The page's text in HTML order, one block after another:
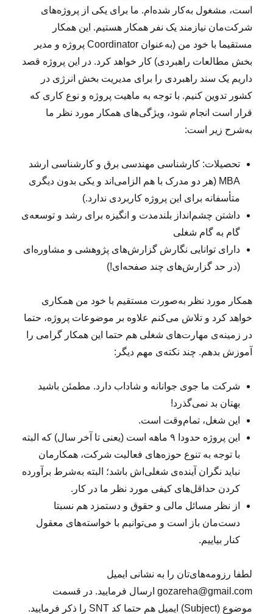
ت
ه
(
۴
۶
)
است، مشغول به‌کار شده‌ام. ما برای یکی از پروژه‌های
شرکت‌مان نیازمند یک نفر همکار هستیم. این همکار
مستقیما با خود من (به‌عنوان Coordinator پروژه و مدیر
بخش مطالعات راهبردی) کار خواهد کرد. در این پروژه‌ قصد
داریم یک سند راهبردی را برای مدیریت بخش انرژی در
کشور تدوین کنیم. با توجه به ماهیت پروژه و نوع کاری که
قرار است انجام شود، ویژگی‌های همکار مورد نظر ما
به‌شرح زیر است:
تحصیلات: کارشناسی مهندسی برق و کارشناسی ارشد
MBA (هر دو مدرک با هم الزامی‌اند‌ و یکی بدون دیگری
متأسفانه برای این پروژه کاربردی ندارد.)
داشتن چشم‌انداز بلندمدت و انگیزه‌ برای رشد و توسعه‌ی
گام به گام شغلی
دارای توانایی نگارش گزار‌ش‌های پژوهشی و مشاوره‌ای
(در حد گزارش‌های چند صفحه‌ای!)
همکار مورد نظر به‌صورت مستقیم با خود من همکاری
خواهد کرد و تلاش می‌کنم علاوه بر موضوعات پروژه، حتما
در زمینه‌ی مهارت‌های شغلی هم حتما این همکار گرامی را
آموزش بدهم. چند نکته‌ی مهم دیگر:
شرکت ما جوی جوانانه و شاداب دارد. مطمئن باشید
بهتان بد نمی‌گذرد!
این شغل، تمام‌وقت است.
این پروژه حدودا ۹ ماهه است (یعنی تا آخر سال) که البته
با توجه به تنوع حوزه‌های فعالیت شرکت، همکارمان
نباید نگران آینده‌ی شغلی‌اش باشد؛ البته به‌شرط برآورده
کردن حداقل‌های کیفی مورد نظر ما در کار.
از نظر مسائل مالی و حقوق و دستمزد هم نسبتا
دست‌مان باز است و می‌توانیم با خواسته‌های معقول
کنار بیاییم.
لطفا رزومه‌های‌تان را به نشانی ایمیل
gozareha@gmail.com ارسال فرمایید. در قسمت
موضوع (Subject) ایمیل هم حتما کد SNT را ذکر فرمایید.